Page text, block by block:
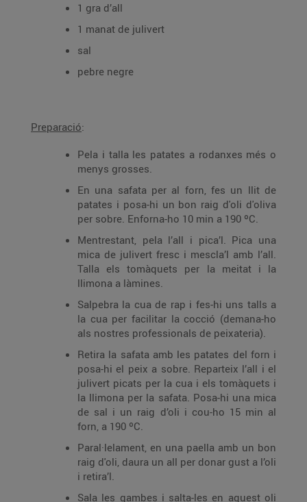
1 gra d’all
1 manat de julivert
sal
pebre negre
Preparació:
Pela i talla les patates a rodanxes més o
menys grosses.
En una safata per al forn, fes un llit de
patates i posa-hi un bon raig d'oli d'oliva
per sobre. Enforna-ho 10 min a 190 ºC.
Mentrestant, pela l’all i pica’l. Pica una
mica de julivert fresc i mescla’l amb l’all.
Talla els tomàquets per la meitat i la
llimona a làmines.
Salpebra la cua de rap i fes-hi uns talls a
la cua per facilitar la cocció (demana-ho
als nostres professionals de peixateria).
Retira la safata amb les patates del forn i
posa-hi el peix a sobre. Reparteix l’all i el
julivert picats per la cua i els tomàquets i
la llimona per la safata. Posa-hi una mica
de sal i un raig d’oli i cou-ho 15 min al
forn, a 190 ºC.
Paral·lelament, en una paella amb un bon
raig d'oli, daura un all per donar gust a l’oli
i retira’l.
Sala les gambes i salta-les en aquest oli